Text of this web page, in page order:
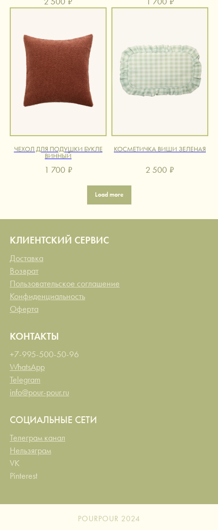
ЧЕХОЛ ДЛЯ ПОДУШКИ БУКЛЕ
ВИННЫЙ
1 700 ₽
КОСМЕТИЧКА ВИШИ ЗЕЛЕНАЯ
2 500 ₽
Load more
КЛИЕНТСКИЙ СЕРВИС
Доставка
Возврат
Пользовательское соглашение
Конфиденциальность
Оферта
КОНТАКТЫ
+7-995-500-50-96
WhatsApp
Telegram
info@pour-pour.ru
СОЦИАЛЬНЫЕ СЕТИ
Телеграм канал
Нельзяграм
VK
Pinterest
POURPOUR 2024